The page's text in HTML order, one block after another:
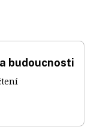
budoucnosti